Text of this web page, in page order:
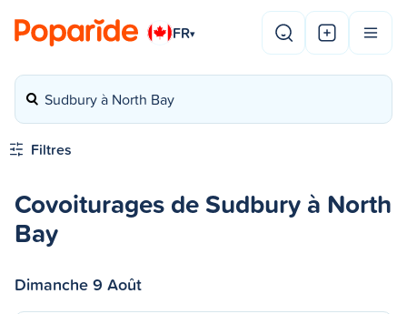
FR▾
Sudbury à North Bay
Filtres
Covoiturages de Sudbury à North
Bay
Dimanche 9 Août